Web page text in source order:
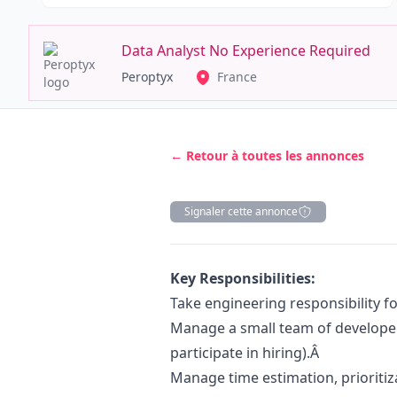
Data Analyst No Experience Required
Peroptyx France
← Retour à toutes les annonces
Signaler cette annonce
Description
Key Responsibilities:
Take engineering responsibility
Manage a small team of
participate in hiring).Â
Manage time estimation,